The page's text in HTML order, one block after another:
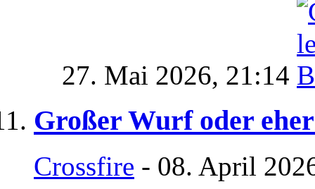
27. Mai 2026, 21:14
Großer Wurf oder
Crossfire - 08. April